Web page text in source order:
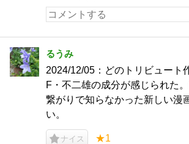
るうみ
2024/12/05：どのトリビュート
F・不二雄の成分が感じられた
繋がりで知らなかった新しい漫
い。
ナイス ★1